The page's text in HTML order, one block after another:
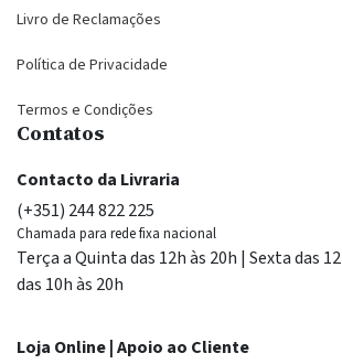
Livro de Reclamações
Política de Privacidade
Termos e Condições
Contatos
Contacto da Livraria
(+351) 244 822 225
Chamada para rede fixa nacional
Terça a Quinta das 12h às 20h | Sexta das
das 10h às 20h
Loja Online | Apoio ao Cliente